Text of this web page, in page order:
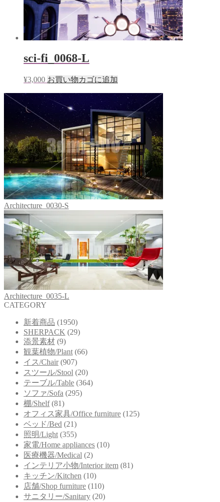
sci-fi_0068-L
¥3,000 お買い物カゴに追加
Architecture_0030-S
Architecture_0035-L
CATEGORY
新着商品 (1950)
SHERPACK (29)
添景素材 (9)
観葉植物/Plant (66)
イス/Chair (907)
スツール/Stool (20)
テーブル/Table (364)
ソファ/Sofa (295)
棚/Shelf (81)
オフィス家具/Office furniture (125)
ベッド/Bed (21)
照明/Light (355)
家電/Home appliances (10)
医療機器/Medical (2)
インテリア小物/Interior item (81)
キッチン/Kitchen (10)
店舗/Shop furniture (110)
サニタリー/Sanitary (20)